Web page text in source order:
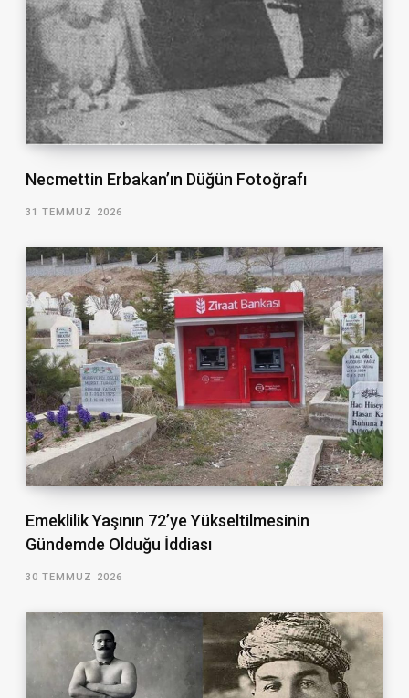
Necmettin Erbakan’ın Düğün Fotoğrafı
31 TEMMUZ 2026
Emeklilik Yaşının 72’ye Yükseltilmesinin
Gündemde Olduğu İddiası
30 TEMMUZ 2026